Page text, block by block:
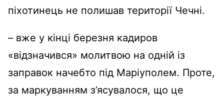
піхотинець не полишав території Чечні.
– вже у кінці березня кадиров
«відзначився» молитвою на одній із
заправок начебто під Маріуполем. Проте,
за маркуванням з’ясувалося, що це